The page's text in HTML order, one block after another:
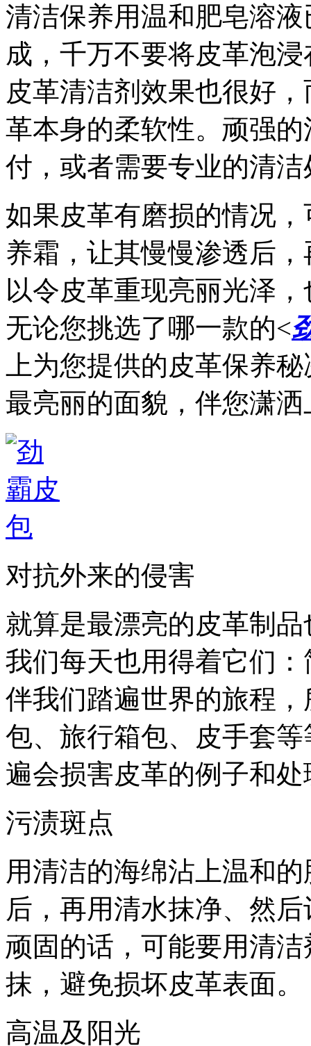
清洁保养用温和肥皂溶
成，千万不要将皮革泡
皮革清洁剂效果也很好
革本身的柔软性。顽强
付，或者需要专业的清洁
如果皮革有磨损的情况
养霜，让其慢慢渗透后
以令皮革重现亮丽光泽
无论您挑选了哪一款的<
上为您提供的皮革保养
最亮丽的面貌，伴您潇
对抗外来的侵害
就算是最漂亮的皮革制
我们每天也用得着它们
伴我们踏遍世界的旅程
包、旅行箱包、皮手套
遍会损害皮革的例子和
污渍斑点
用清洁的海绵沾上温和
后，再用清水抹净、然
顽固的话，可能要用清
抹，避免损坏皮革表面。
高温及阳光